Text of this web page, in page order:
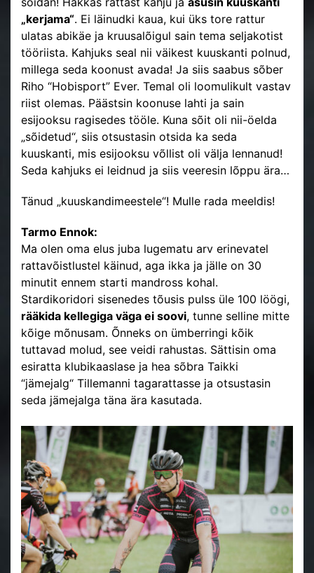
„kerjama“. Ei läinudki kaua, kui üks tore rattur
ulatas abikäe ja kruusalõigul sain tema seljakotist
tööriista. Kahjuks seal nii väikest kuuskanti polnud,
millega seda koonust avada! Ja siis saabus sõber
Riho “Hobisport” Ever. Temal oli loomulikult vastav
riist olemas. Päästsin koonuse lahti ja sain
esijooksu ragisedes tööle. Kuna sõit oli nii-öelda
„sõidetud“, siis otsustasin otsida ka seda
kuuskanti, mis esijooksu võllist oli välja lennanud!
Seda kahjuks ei leidnud ja siis veeresin lõppu ära…
Tänud „kuuskandimeestele“! Mulle rada meeldis!
Tarmo Ennok:
Ma olen oma elus juba lugematu arv erinevatel
rattavõistlustel käinud, aga ikka ja jälle on 30
minutit ennem starti mandross kohal.
Stardikoridori sisenedes tõusis pulss üle 100 löögi,
rääkida kellegiga väga ei soovi, tunne selline mitte
kõige mõnusam. Õnneks on ümberringi kõik
tuttavad molud, see veidi rahustas. Sättisin oma
esiratta klubikaaslase ja hea sõbra Taikki
“jämejalg“ Tillemanni tagarattasse ja otsustasin
seda jämejalga täna ära kasutada.